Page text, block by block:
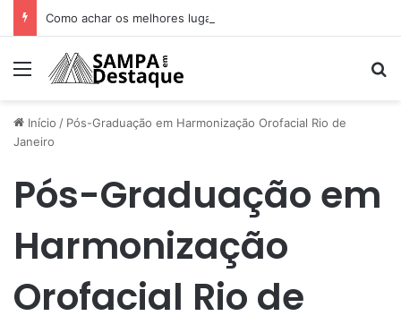
Menu
Início / Pós-Graduação em Harmonização Orofacial Rio de
Janeiro
Pós-Graduação em
Harmonização
Orofacial Rio de